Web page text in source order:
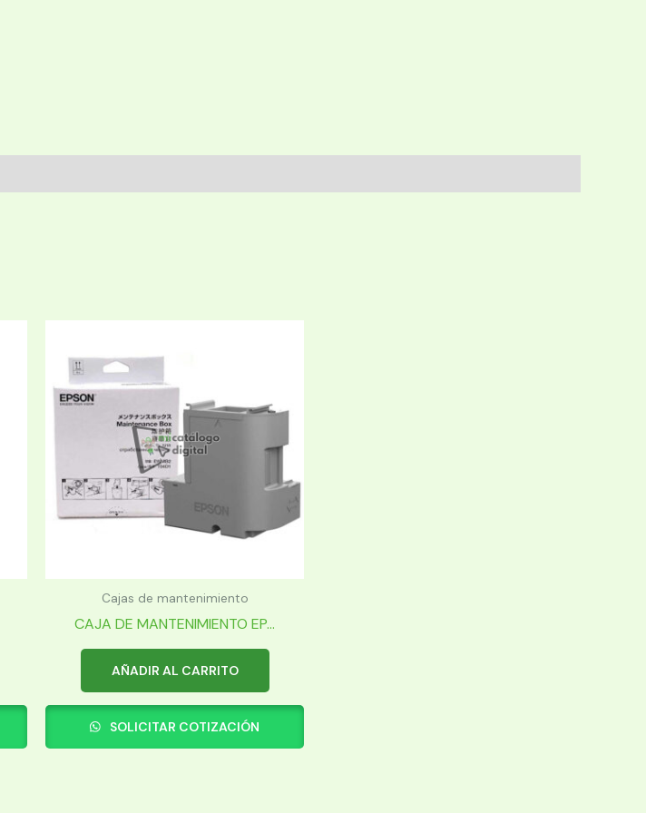
Cajas de mantenimiento
CAJA DE MANTENIMIENTO EP...
AÑADIR AL CARRITO
SOLICITAR COTIZACIÓN